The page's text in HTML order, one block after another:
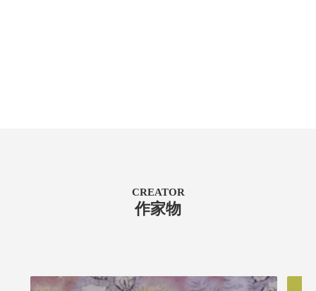
CREATOR
作家物